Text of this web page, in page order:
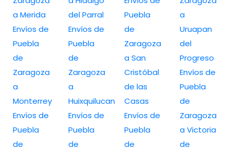
a Merida
Envíos de
Puebla
de
Zaragoza
a
Monterrey
Envíos de
Puebla
de
del Parral
Envíos de
Puebla
de
Zaragoza
a
Huixquilucan
Envíos de
Puebla
de
Puebla
de
Zaragoza
a San
Cristóbal
de las
Casas
Envíos de
Puebla
de
a
Uruapan
del
Progreso
Envíos de
Puebla
de
Zaragoza
a Victoria
de